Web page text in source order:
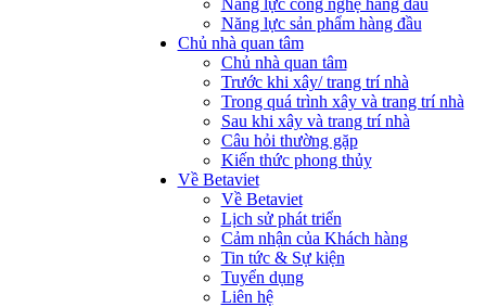
Năng lực công nghệ hàng đầu
Năng lực sản phẩm hàng đầu
Chủ nhà quan tâm
Chủ nhà quan tâm
Trước khi xây/ trang trí nhà
Trong quá trình xây và trang trí nhà
Sau khi xây và trang trí nhà
Câu hỏi thường gặp
Kiến thức phong thủy
Về Betaviet
Về Betaviet
Lịch sử phát triển
Cảm nhận của Khách hàng
Tin tức & Sự kiện
Tuyển dụng
Liên hệ